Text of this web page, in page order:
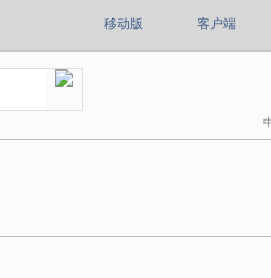
移动版 客户端